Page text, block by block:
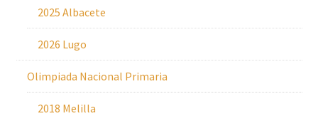
2025 Albacete
2026 Lugo
Olimpiada Nacional Primaria
2018 Melilla